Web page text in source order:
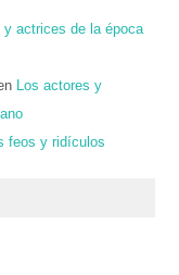
y actrices de la época
Los actores y
feos y ridículos